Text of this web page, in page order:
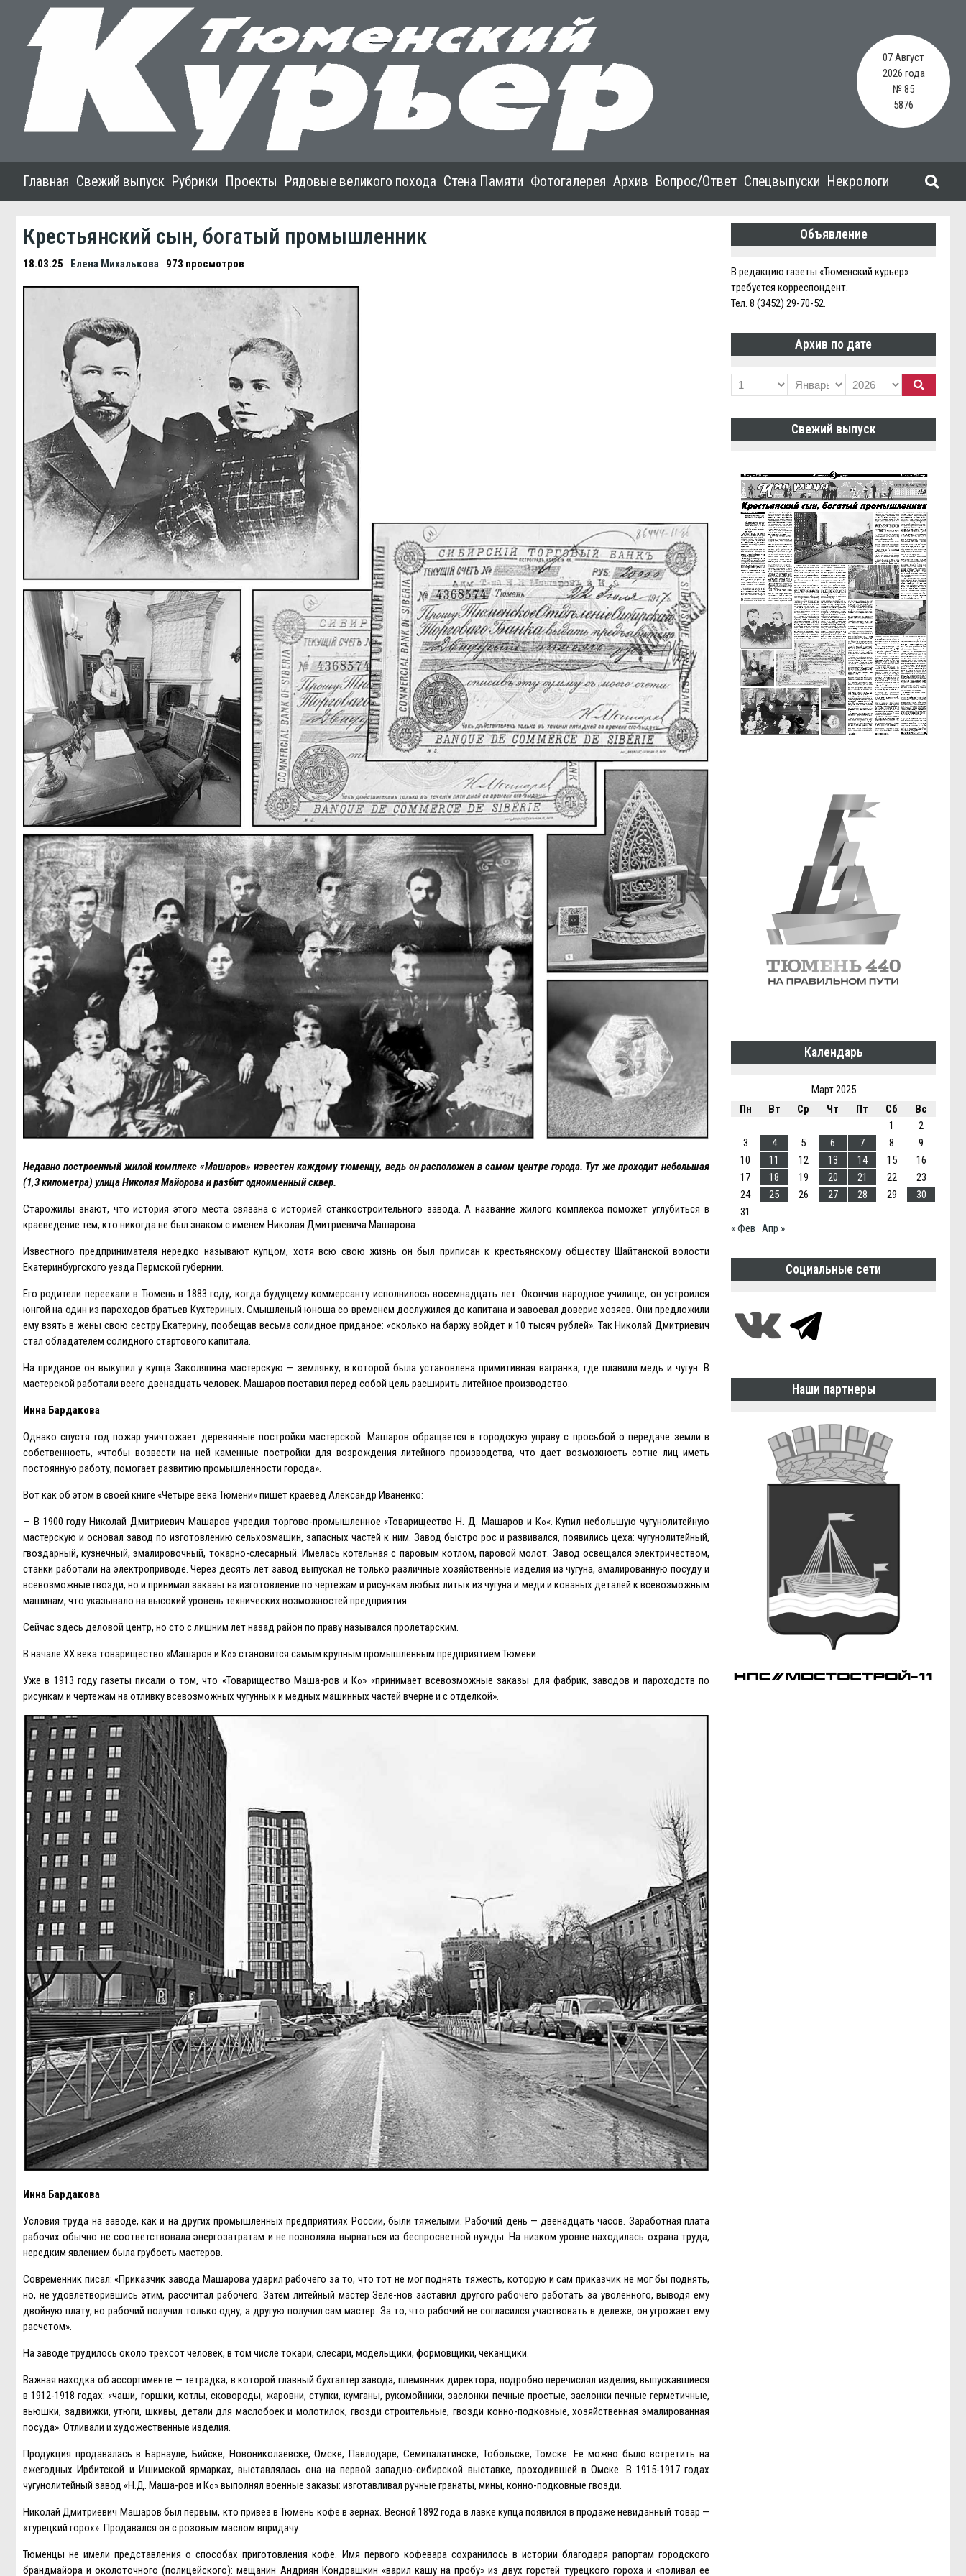
07 Август
2026 года
№ 85
5876
Главная Свежий выпуск Рубрики Проекты Рядовые великого похода Стена Памяти Фотогалерея Архив Вопрос/Ответ Спецвыпуски Некрологи
Крестьянский сын, богатый промышленник
18.03.25 Елена Михалькова 973 просмотров
Недавно построенный жилой комплекс «Машаров» известен каждому тюменцу, ведь он расположен в самом центре города. Тут же проходит небольшая
(1,3 километра) улица Николая Майорова и разбит одноименный сквер.
Старожилы знают, что история этого места связана с историей станкостроительного завода. А название жилого комплекса поможет углубиться в
краеведение тем, кто никогда не был знаком с именем Николая Дмитриевича Машарова.
Известного предпринимателя нередко называют купцом, хотя всю свою жизнь он был приписан к крестьянскому обществу Шайтанской волости
Eкатеринбургского уезда Пермской губернии.
Eго родители переехали в Тюмень в 1883 году, когда будущему коммерсанту исполнилось восемнадцать лет. Окончив народное училище, он устроился
юнгой на один из пароходов братьев Кухтериных. Смышленый юноша со временем дослужился до капитана и завоевал доверие хозяев. Они предложили
ему взять в жены свою сестру Eкатерину, пообещав весьма солидное приданое: «сколько на баржу войдет и 10 тысяч рублей». Так Николай Дмитриевич
стал обладателем солидного стартового капитала.
На приданое он выкупил у купца Заколяпина мастерскую — землянку, в которой была установлена примитивная вагранка, где плавили медь и чугун. В
мастерской работали всего двенадцать человек. Машаров поставил перед собой цель расширить литейное производство.
Инна Бардакова
Однако спустя год пожар уничтожает деревянные постройки мастерской. Машаров обращается в городскую управу с просьбой о передаче земли в
собственность, «чтобы возвести на ней каменные постройки для возрождения литейного производства, что дает возможность сотне лиц иметь
постоянную работу, помогает развитию промышленности города».
Вот как об этом в своей книге «Четыре века Тюмени» пишет краевед Александр Иваненко:
— В 1900 году Николай Дмитриевич Машаров учредил торгово-промышленное «Товарищество Н. Д. Машаров и Ко«. Купил небольшую чугунолитейную
мастерскую и основал завод по изготовлению сельхозмашин, запасных частей к ним. Завод быстро рос и развивался, появились цеха: чугунолитейный,
гвоздарный, кузнечный, эмалировочный, токарно-слесарный. Имелась котельная с паровым котлом, паровой молот. Завод освещался электричеством,
станки работали на электроприводе. Через десять лет завод выпускал не только различные хозяйственные изделия из чугуна, эмалированную посуду и
всевозможные гвозди, но и принимал заказы на изготовление по чертежам и рисункам любых литых из чугуна и меди и кованых деталей к всевозможным
машинам, что указывало на высокий уровень технических возможностей предприятия.
Сейчас здесь деловой центр, но сто с лишним лет назад район по праву назывался пролетарским.
В начале ХХ века товарищество «Машаров и Ко» становится самым крупным промышленным предприятием Тюмени.
Уже в 1913 году газеты писали о том, что «Товарищество Маша-ров и Ко» «принимает всевозможные заказы для фабрик, заводов и пароходств по
рисункам и чертежам на отливку всевозможных чугунных и медных машинных частей вчерне и с отделкой».
Инна Бардакова
Условия труда на заводе, как и на других промышленных предприятиях России, были тяжелыми. Рабочий день — двенадцать часов. Заработная плата
рабочих обычно не соответствовала энергозатратам и не позволяла вырваться из беспросветной нужды. На низком уровне находилась охрана труда,
нередким явлением была грубость мастеров.
Современник писал: «Приказчик завода Машарова ударил рабочего за то, что тот не мог поднять тяжесть, которую и сам приказчик не мог бы поднять,
но, не удовлетворившись этим, рассчитал рабочего. Затем литейный мастер Зеле-нов заставил другого рабочего работать за уволенного, выводя ему
двойную плату, но рабочий получил только одну, а другую получил сам мастер. За то, что рабочий не согласился участвовать в дележе, он угрожает ему
расчетом».
На заводе трудилось около трехсот человек, в том числе токари, слесари, модельщики, формовщики, чеканщики.
Важная находка об ассортименте — тетрадка, в которой главный бухгалтер завода, племянник директора, подробно перечислял изделия, выпускавшиеся
в 1912-1918 годах: «чаши, горшки, котлы, сковороды, жаровни, ступки, кумганы, рукомойники, заслонки печные простые, заслонки печные герметичные,
вьюшки, задвижки, утюги, шкивы, детали для маслобоек и молотилок, гвозди строительные, гвозди конно-подковные, хозяйственная эмалированная
посуда». Отливали и художественные изделия.
Продукция продавалась в Барнауле, Бийске, Новониколаевске, Омске, Павлодаре, Семипалатинске, Тобольске, Томске. Eе можно было встретить на
ежегодных Ирбитской и Ишимской ярмарках, выставлялась она на первой западно-сибирской выставке, проходившей в Омске. В 1915-1917 годах
чугунолитейный завод «Н.Д. Маша-ров и Ко» выполнял военные заказы: изготавливал ручные гранаты, мины, конно-подковные гвозди.
Николай Дмитриевич Машаров был первым, кто привез в Тюмень кофе в зернах. Весной 1892 года в лавке купца появился в продаже невиданный товар —
«турецкий горох». Продавался он с розовым маслом впридачу.
Тюменцы не имели представления о способах приготовления кофе. Имя первого кофевара сохранилось в истории благодаря рапортам городского
брандмайора и околоточного (полицейского): мещанин Андриян Кондрашкин «варил кашу на пробу» из двух горстей турецкого гороха и «поливал ее
Объявление
В редакцию газеты «Тюменский курьер»
требуется корреспондент.
Тел. 8 (3452) 29-70-52.
Архив по дате
Свежий выпуск
Календарь
Март 2025
Пн
Вт Ср Чт Пт Сб
Вс
1
2
3
4 5 6 7 8
9
10
11 12 13 14 15
16
17
18 19 20 21 22
23
24
25 26 27 28 29
30
31
« Фев Апр »
Социальные сети
Наши партнеры